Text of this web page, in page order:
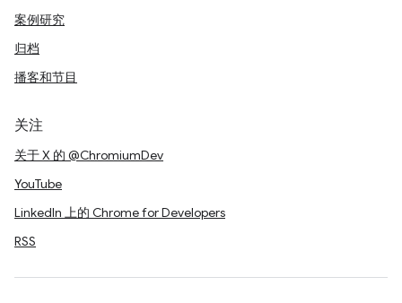
案例研究
归档
播客和节目
关注
关于 X 的 @ChromiumDev
YouTube
LinkedIn 上的 Chrome for Developers
RSS